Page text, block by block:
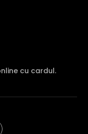
cu cardul.